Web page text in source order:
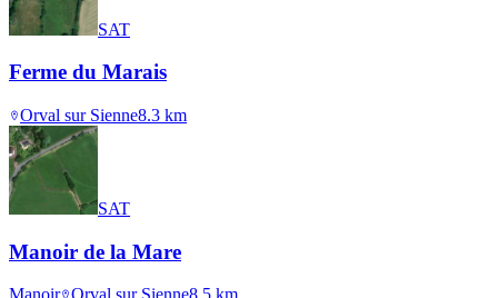
SAT
Ferme du Marais
Orval sur Sienne8.3 km
SAT
Manoir de la Mare